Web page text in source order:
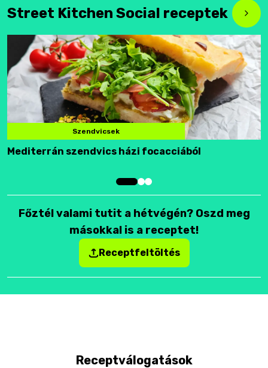
Street Kitchen Social receptek
Szendvicsek
Mediterrán szendvics házi focacciából
Főztél valami tutit a hétvégén? Oszd meg
másokkal is a receptet!
Receptfeltöltés
Receptválogatások